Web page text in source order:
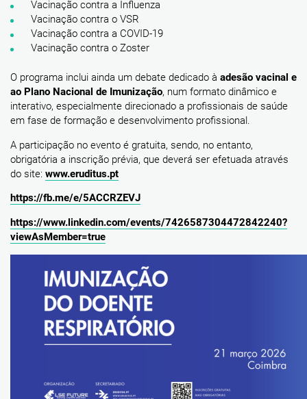
Vacinação contra a Influenza
Vacinação contra o VSR
Vacinação contra a COVID-19
Vacinação contra o Zoster
O programa inclui ainda um debate dedicado à adesão vacinal e
ao Plano Nacional de Imunização, num formato dinâmico e
interativo, especialmente direcionado a profissionais de saúde
em fase de formação e desenvolvimento profissional.
A participação no evento é gratuita, sendo, no entanto,
obrigatória a inscrição prévia, que deverá ser efetuada através
do site: www.eruditus.pt
https://fb.me/e/5ACCRZEVJ
https://www.linkedin.com/events/7426587304472842240?
viewAsMember=true